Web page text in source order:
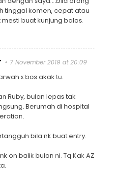
tinggal komen, cepat atau
buat kunjung balas.
7 November 2019 at 20:09
x bos akak tu.
Ruby, bulan lepas tak
Berumah di hospital
bila nk buat entry.
on balik bulan ni. Tq Kak AZ